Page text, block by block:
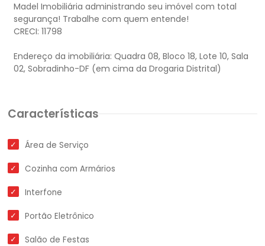
Madel Imobiliária administrando seu imóvel com total
segurança! Trabalhe com quem entende!
CRECI: 11798
Endereço da imobiliária: Quadra 08, Bloco 18, Lote 10, Sala
Características
Área de Serviço
Cozinha com Armários
Interfone
Portão Eletrônico
Salão de Festas